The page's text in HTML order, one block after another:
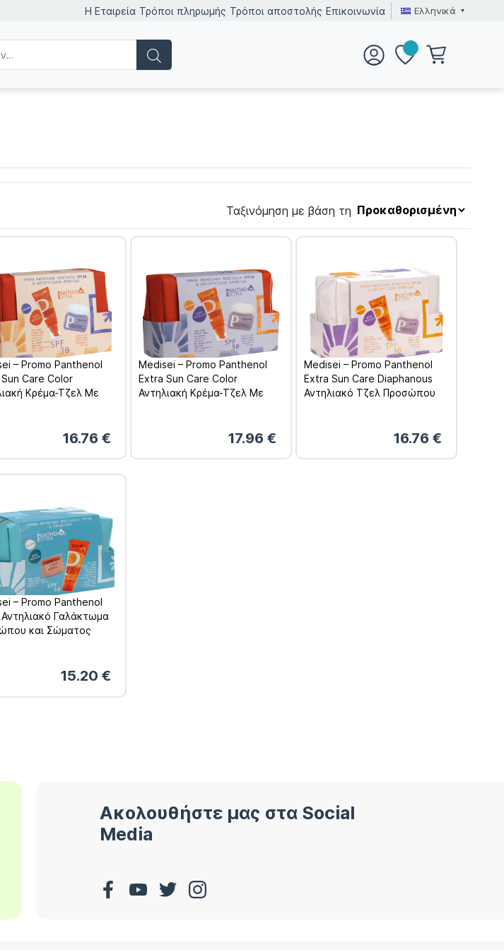
Η Εταιρεία Τρόποι πληρωμής Τρόποι αποστολής Επικοινωνία Ελληνικά
Ταξινόμηση με βάση τη
– Promo Panthenol
Care Color
Κρέμα-Τζελ Με
& Ματιών 50ml
16.76€
Medisei – Promo Panthenol
Extra Sun Care Color
Αντηλιακή Κρέμα-Τζελ Με
Προσώπου & Ματιών 50ml
17.96€
Medisei – Promo Panthenol
Extra Sun Care Diaphanous
Αντηλιακό Τζελ Προσώπου
16.76 €
– Promo Panthenol
Γαλάκτωμα
και Σώματος
15.20€
Ακολουθήστε μας στα Social
Media